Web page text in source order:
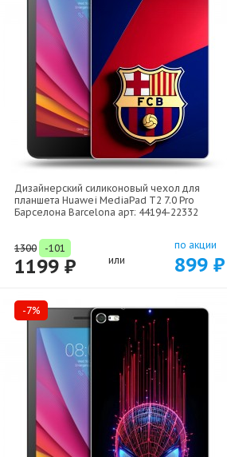
Дизайнерский силиконовый чехол для
планшета Huawei MediaPad T2 7.0 Pro
Барселона Barcelona арт: 44194-22332
1300 -101
1199 ₽ или
по акции
899 ₽
-7%